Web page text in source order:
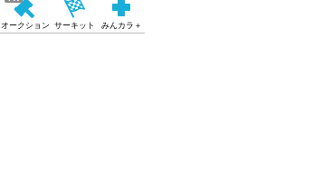
オークション サーキット みんカラ＋